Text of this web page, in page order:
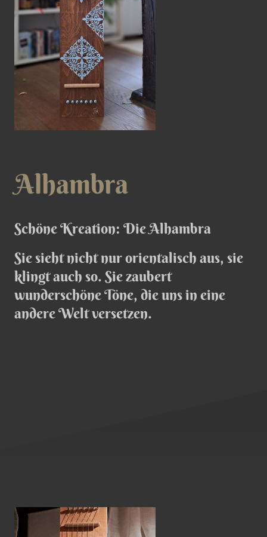
Alhambra
Schöne Kreation: Die Alhambra
Sie sieht nicht nur orientalisch aus, sie
klingt auch so. Sie zaubert
wunderschöne Töne, die uns in eine
andere Welt versetzen.